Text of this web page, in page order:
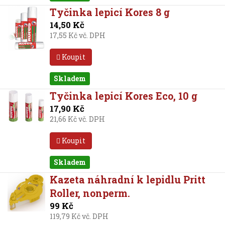
Tyčinka lepicí Kores 8 g
14,50 Kč
17,55 Kč vč. DPH
Koupit
Skladem
Tyčinka lepicí Kores Eco, 10 g
17,90 Kč
21,66 Kč vč. DPH
Koupit
Skladem
Kazeta náhradní k lepidlu Pritt
Roller, nonperm.
99 Kč
119,79 Kč vč. DPH